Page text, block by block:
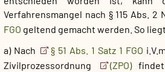
Verfahrensmangel nach § 115 Abs. 2
FGO geltend gemacht werden. So
a) Nach § 51 Abs. 1 Satz 1 FGO
Zivilprozessordnung
(ZPO)findet